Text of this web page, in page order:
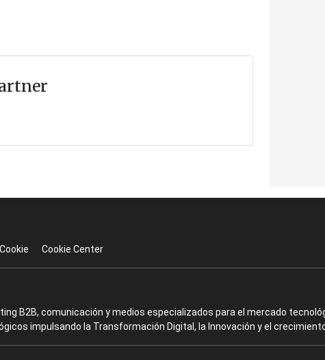
Cookie Cookie Center
B2B, comunicación y medios especializados para el mercado
impulsando la Transformación Digital, la Innovación y el crecimiento